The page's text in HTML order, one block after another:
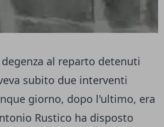
al reparto detenuti
subito due interventi
giorno, dopo l'ultimo, era
Rustico ha disposto